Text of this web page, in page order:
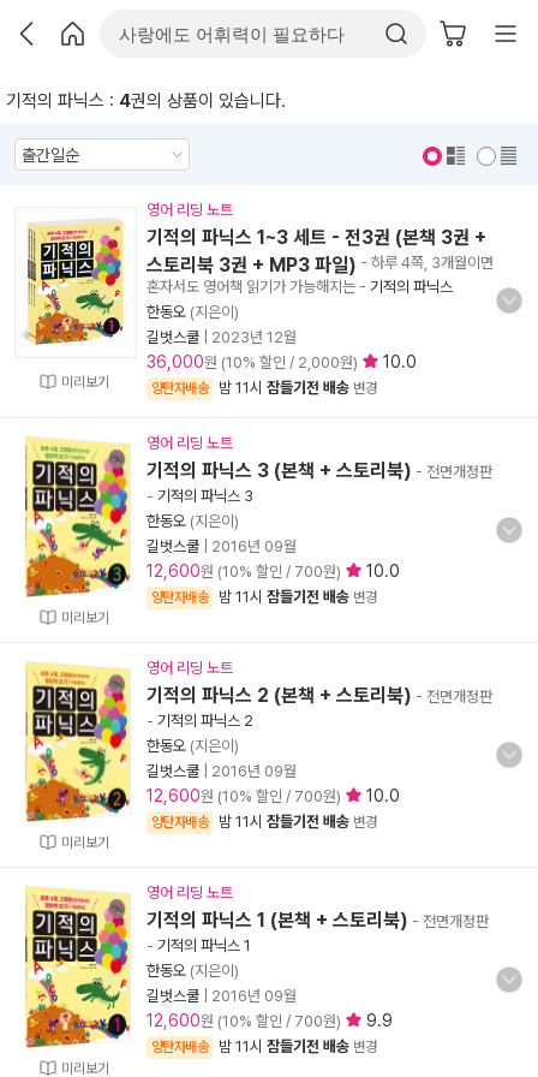
기적의 파닉스 : 4권의 상품이 있습니다.
미리보기
영어 리딩 노트
기적의 파닉스 1~3 세트 - 전3권 (본책 3권 +
스토리북 3권 + MP3 파일) - 하루 4쪽, 3개월이면
혼자서도 영어책 읽기가 가능해지는 - 기적의 파닉스
한동오 (지은이)
길벗스쿨
2023년 12월
36,000원 (10% 할인 / 2,000원) 10.0
양탄자배송 밤 11시 잠들기전 배송 변경
미리보기
영어 리딩 노트
기적의 파닉스 3 (본책 + 스토리북) - 전면개정판
- 기적의 파닉스 3
한동오 (지은이)
길벗스쿨
2016년 09월
12,600원 (10% 할인 / 700원) 10.0
양탄자배송 밤 11시 잠들기전 배송 변경
미리보기
영어 리딩 노트
기적의 파닉스 2 (본책 + 스토리북) - 전면개정판
- 기적의 파닉스 2
한동오 (지은이)
길벗스쿨
2016년 09월
12,600원 (10% 할인 / 700원) 10.0
양탄자배송 밤 11시 잠들기전 배송 변경
미리보기
영어 리딩 노트
기적의 파닉스 1 (본책 + 스토리북) - 전면개정판
- 기적의 파닉스 1
한동오 (지은이)
길벗스쿨
2016년 09월
12,600원 (10% 할인 / 700원) 9.9
양탄자배송 밤 11시 잠들기전 배송 변경